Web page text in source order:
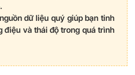
dữ liệu quý giúp bạn tinh
điệu và thái độ trong quá trình